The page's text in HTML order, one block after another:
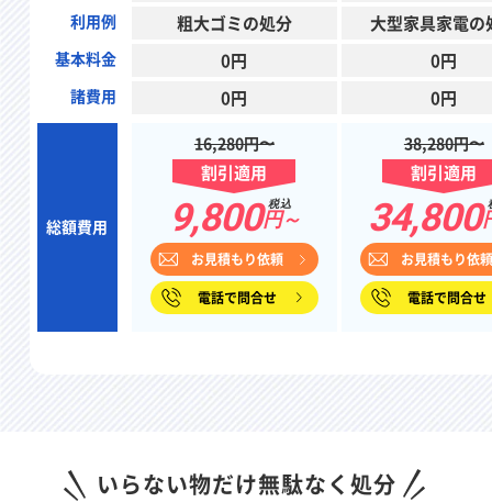
利用例 粗大ゴミの処分 大型家具家電の
基本料金 0円 0円
諸費用 0円 0円
総額費用
16,280円〜
割引適用
9,800円～
税込
お見積もり依頼
電話で問合せ
38,280円〜
割引適用
34,800
お見積もり依頼
電話で問合せ
いらない物だけ無駄なく処分